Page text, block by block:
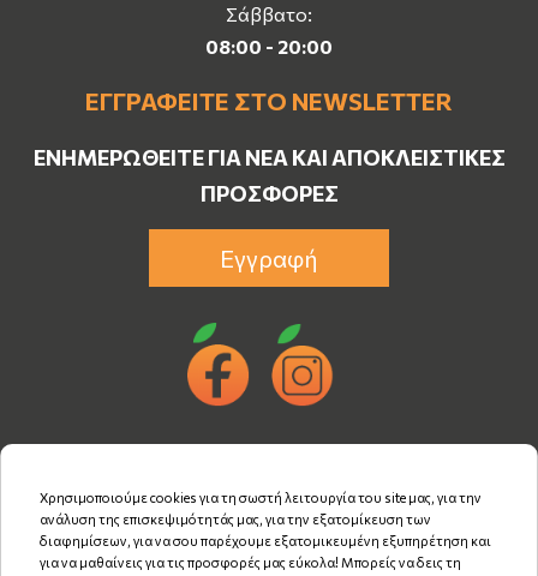
Σάββατο:
08:00 - 20:00
ΕΓΓΡΑΦΕΊΤΕ ΣΤΟ NEWSLETTER
ΕΝΗΜΕΡΩΘΕΊΤΕ ΓΙΑ ΝΈΑ ΚΑΙ ΑΠΟΚΛΕΙΣΤΙΚΈΣ
ΠΡΟΣΦΟΡΈΣ
Εγγραφή
Χρησιμοποιούμε cookies για τη σωστή λειτουργία του site μας, για την
ανάλυση της επισκεψιμότητάς μας, για την εξατομίκευση των
διαφημίσεων, για να σου παρέχουμε εξατομικευμένη εξυπηρέτηση και
για να μαθαίνεις για τις προσφορές μας εύκολα! Μπορείς να δεις τη